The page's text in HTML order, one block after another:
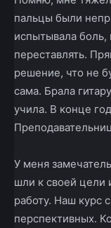
пальцы были
испытывала боль,
переставлять.
решение, что не
сама. Брала
учила. В конце
У меня
шли к своей цели
работу. Наш курс
перспективных.